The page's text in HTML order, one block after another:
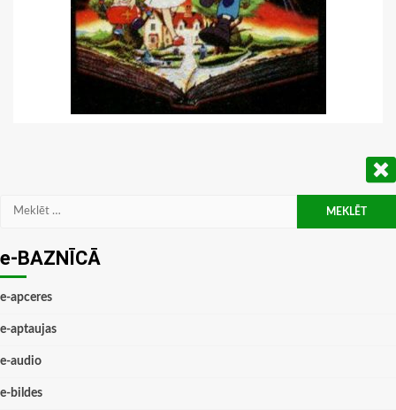
Meklēt:
e-BAZNĪCĀ
e-apceres
e-aptaujas
e-audio
e-bildes